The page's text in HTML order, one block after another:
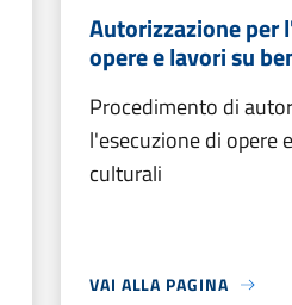
Autorizzazione per
opere e lavori su
Procedimento di
l'esecuzione di opere
culturali
VAI ALLA PAGINA